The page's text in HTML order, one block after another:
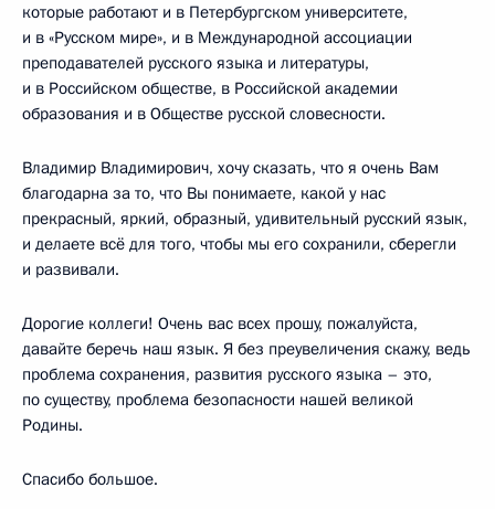
которые работают и в Петербургском университете,
и в «Русском мире», и в Международной ассоциации
преподавателей русского языка и литературы,
и в Российском обществе, в Российской академии
образования и в Обществе русской словесности.
Владимир Владимирович, хочу сказать, что я очень Вам
благодарна за то, что Вы понимаете, какой у нас
прекрасный, яркий, образный, удивительный русский язык,
и делаете всё для того, чтобы мы его сохранили, сберегли
и развивали.
Дорогие коллеги! Очень вас всех прошу, пожалуйста,
давайте беречь наш язык. Я без преувеличения скажу, ведь
проблема сохранения, развития русского языка – это,
по существу, проблема безопасности нашей великой
Родины.
Спасибо большое.